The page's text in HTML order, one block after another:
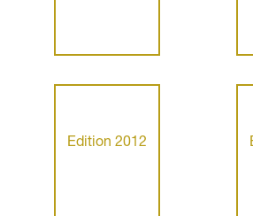
Edition 2012